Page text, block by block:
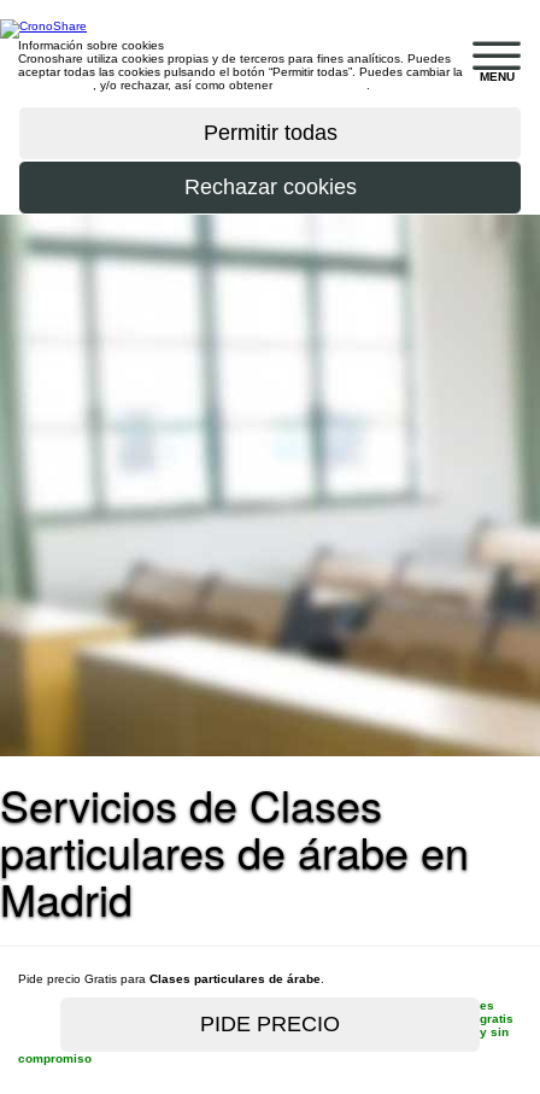
MENU
Información sobre cookies
Cronoshare utiliza cookies propias y de terceros para fines analíticos. Puedes
aceptar todas las cookies pulsando el botón “Permitir todas”. Puedes cambiar la
, y/o rechazar, así como obtener
Servicios de Clases
particulares de árabe en
Madrid
Pide precio Gratis para Clases particulares de árabe
es
gratis
y sin
compromiso